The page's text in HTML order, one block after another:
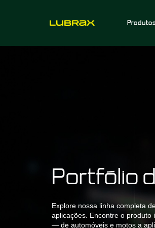
Portfólio
Explore nossa linha completa
aplicações. Encontre o produto
— de automóveis e motos a